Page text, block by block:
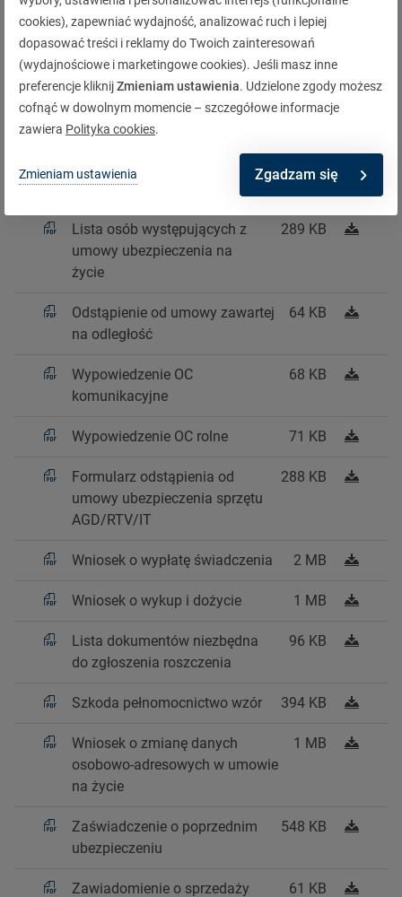
Dyspozycja zwrotu składki
(majątek)
56 KB
Wspólne oświadczenie o
zdarzeniu drogowym
260 KB
umowy ubezpieczenia na
życie
Lista osób występujących z
umowy ubezpieczenia na
życie
289 KB
Odstąpienie od umowy zawartej
na odległość
64 KB
Wypowiedzenie OC
komunikacyjne
68 KB
Wypowiedzenie OC rolne 71 KB
Formularz odstąpienia od
umowy ubezpieczenia sprzętu
AGD/RTV/IT
288 KB
Wniosek o wypłatę świadczenia 2 MB
Wniosek o wykup i dożycie 1 MB
Lista dokumentów niezbędna
do zgłoszenia roszczenia
96 KB
Szkoda pełnomocnictwo wzór 394 KB
Wniosek o zmianę danych
osobowo-adresowych w umowie
na życie
1 MB
Zaświadczenie o poprzednim
ubezpieczeniu
548 KB
Zawiadomienie o sprzedaży
61 KB
cookies), zapewniać wydajność, analizować ruch i lepiej
dopasować treści i reklamy do Twoich zainteresowań
(wydajnościowe i marketingowe cookies). Jeśli masz inne
preferencje kliknijZmieniam ustawienia. Udzielone zgody możesz
cofnąć w dowolnym momencie – szczegółowe informacje
zawiera Polityka cookies.
Zmieniam ustawienia Zgadzam się